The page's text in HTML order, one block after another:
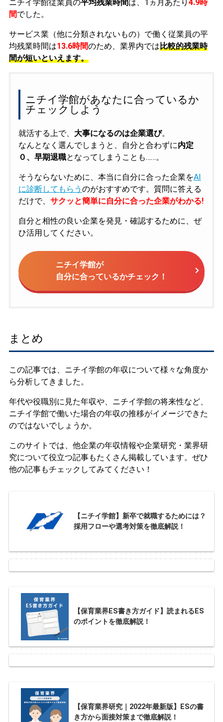
ニチイ学館従業員の平均残業時間は、1ヵ月あたり 4.9時
間でした。
サービス業（他に分類されないもの）で働く従業員の平
均残業時間は13.6時間のため、業界内では比較的残業時
間が短いといえます。
ニチイ学館があなたに合っているか
チェックしよう
就活する上で、 大事になるのは企業選び。
なんとなく選んでしまうと、自分と合わずに内定
０、早期退職となってしまうことも……。
そうならないために、本当に自分に合った企業をAI
に診断してもらう のがおすすめです。質問に答える
だけで、 サクッと簡単に自分に合った企業がわかる!
自分と相性の良い企業を発見・確認するために、ぜ
ひ活用してください。
ニチイ学館が
自分に合っているかチェック！
まとめ
この記事では、ニチイ学館の年収について様々な角度か
ら分析してきました。
年代や役職別に見た年収や、ニチイ学館の将来性など、
ニチイ学館で働いた場合の年収の推移がイメージできた
のではないでしょうか。
このサイトでは、他企業の年収情報や企業研究・業界研
究について役立つ記事もたくさん掲載しています。ぜひ
他の記事もチェックしてみてください！
【ニチイ学館】新卒で就職するためには？
採用フローや選考対策を徹底解説！
【保育業界ES書き方ガイド】読まれるES
のポイントを徹底解説！
【保育業界研究｜2022年最新版】ESの書
き方から面接対策まで徹底解説！